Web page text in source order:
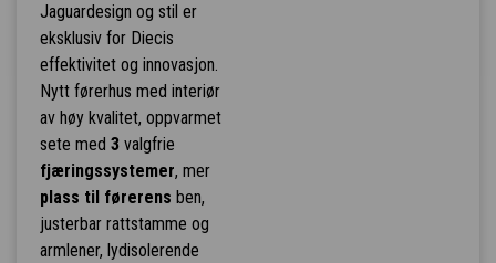
Jaguardesign og stil er
eksklusiv for Diecis
effektivitet og innovasjon.
Nytt førerhus med interiør
av høy kvalitet, oppvarmet
sete med 3valgfrie
fjæringssystemer, mer
plass til førerens ben,
justerbar rattstamme og
armlener, lydisolerende